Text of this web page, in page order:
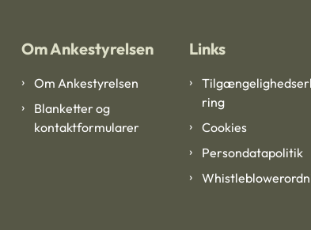
Om Ankestyrelsen
Om Ankestyrelsen
Blanketter og
kontaktformularer
Links
ring
Cookies
Persondatapolitik